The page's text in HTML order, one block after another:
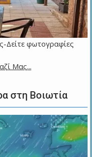
Δείτε φωτογραφίες
στη Βοιωτία